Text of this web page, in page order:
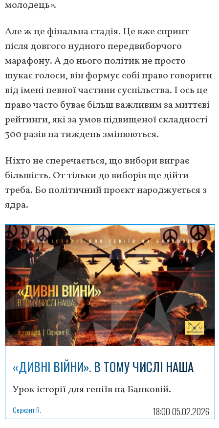
молодець».
Але ж це фінальна стадія. Це вже спринт
після довгого нудного передвиборчого
марафону. А до нього політик не просто
шукає голоси, він формує собі право говорити
від імені певної частини суспільства. І ось це
право часто буває більш важливим за миттєві
рейтинги, які за умов підвищеної складності
300 разів на тиждень змінюються.
Ніхто не сперечається, що вибори виграє
більшість. От тільки до виборів ще дійти
треба. Бо політичний проєкт народжується з
ядра.
«ДИВНІ ВІЙНИ». В ТОМУ ЧИСЛІ НАША
Урок історії для геніїв на Банковій.
Сержант R. 18:00 05.02.2026